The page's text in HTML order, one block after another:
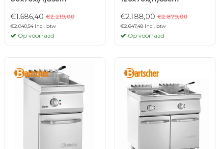
€1.686,40 €2.219,00
€2.040,54 Incl. btw
Op voorraad
€2.188,00 €2.879,00
€2.647,48 Incl. btw
Op voorraad